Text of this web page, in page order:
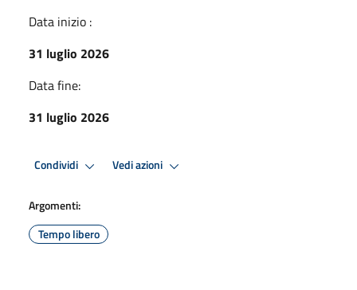
Data inizio :
31 luglio 2026
Data fine:
31 luglio 2026
Condividi Vedi azioni
Argomenti:
Tempo libero